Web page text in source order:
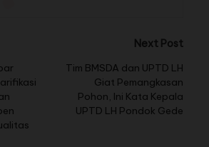
Next Post
Tim BMSDA dan UPTD LH
Giat Pemangkasan
Pohon, Ini Kata Kepala
UPTD LH Pondok Gede